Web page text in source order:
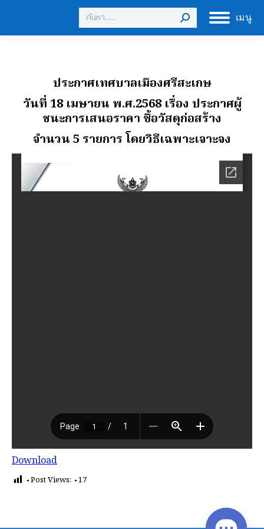
เมนู
Search:
ประกาศเทศบาลเมืองศรีสะเกษ
วันที่ 18 เมษายน พ.ศ.2568 เรื่อง ประกาศผู้
ชนะการเสนอราคา ซื้อวัสดุก่อสร้าง
จํานวน 5 รายการ โดยวิธีเฉพาะเจาะจง
Download
Post Views: 17